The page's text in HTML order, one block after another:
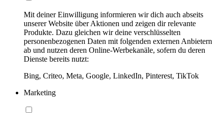
Mit deiner Einwilligung informieren wir dich auch abseits
unserer Website über Aktionen und zeigen dir relevante
Produkte. Dazu gleichen wir deine verschlüsselten
personenbezogenen Daten mit folgenden externen Anbietern
ab und nutzen deren Online-Werbekanäle, sofern du deren
Dienste bereits nutzt:
Bing, Criteo, Meta, Google, LinkedIn, Pinterest, TikTok
Marketing